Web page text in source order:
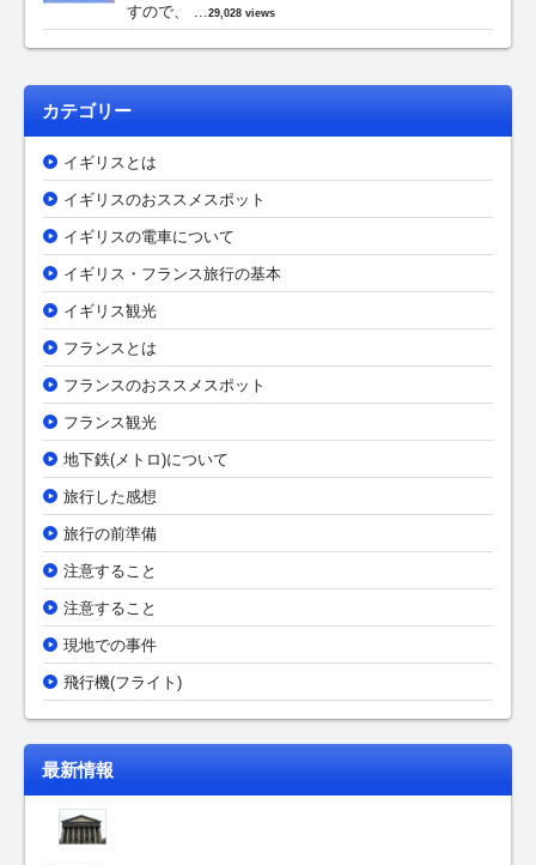
すので、 ...29,028 views
カテゴリー
イギリスとは
イギリスのおススメスポット
イギリスの電車について
イギリス・フランス旅行の基本
イギリス観光
フランスとは
フランスのおススメスポット
フランス観光
地下鉄(メトロ)について
旅行した感想
旅行の前準備
注意すること
注意すること
現地での事件
飛行機(フライト)
最新情報